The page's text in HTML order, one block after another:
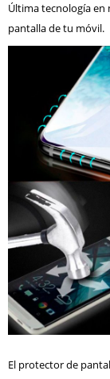
Última tecnología en
pantalla de tu móvil.
El protector de